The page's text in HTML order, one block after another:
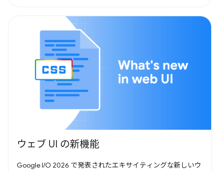
ウェブ UI の新機能
Google I/O 2026 で発表されたエキサイティングな新しいウ